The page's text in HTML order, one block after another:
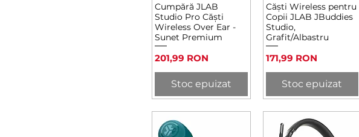
Afișare rapidă
Cumpără JLAB
Studio Pro Căști
Wireless Over Ear -
Sunet Premium
Preț
201,99 RON
Stoc epuizat
Afișare rapidă
Căști Wireless pentru
Copii JLAB JBuddies
Studio,
Grafit/Albastru
Preț
171,99 RON
Stoc epuizat